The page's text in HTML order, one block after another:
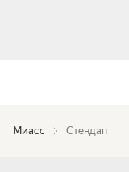
Миасс Стендап